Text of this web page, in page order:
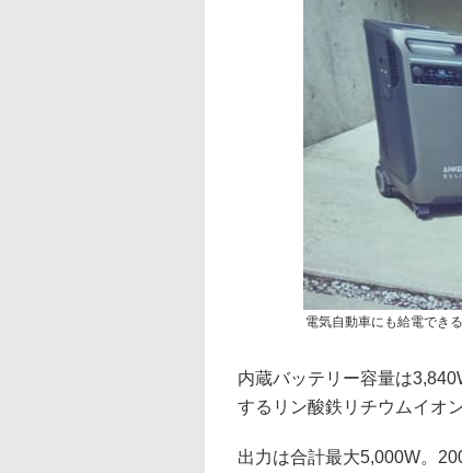
電気自動車にも給電できる
内蔵バッテリー容量は
するリン酸鉄リチウムイオ
出力は合計最大5,000W。